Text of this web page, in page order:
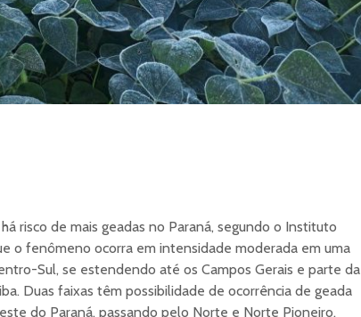
risco de mais geadas no Paraná, segundo o Instituto
o fenômeno ocorra em intensidade moderada em uma
Sul, se estendendo até os Campos Gerais e parte da
Duas faixas têm possibilidade de ocorrência de geada
do Paraná, passando pelo Norte e Norte Pioneiro.